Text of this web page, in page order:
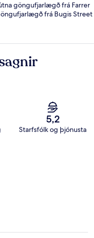
göngufjarlægð frá Farrer
frá Bugis Street
5,2
Starfsfólk og þjónusta